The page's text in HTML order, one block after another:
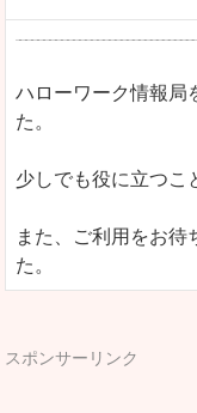
ハローワーク情報局
た。
少しでも役に立つこ
また、ご利用をお待
た。
スポンサーリンク